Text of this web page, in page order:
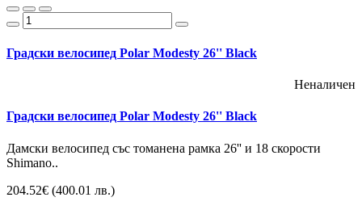
Градски велосипед Polar Modesty 26'' Black
Неналичен
Градски велосипед Polar Modesty 26'' Black
Дамски велосипед със томанена рамка 26'' и 18 скорости
Shimano..
204.52€ (400.01 лв.)